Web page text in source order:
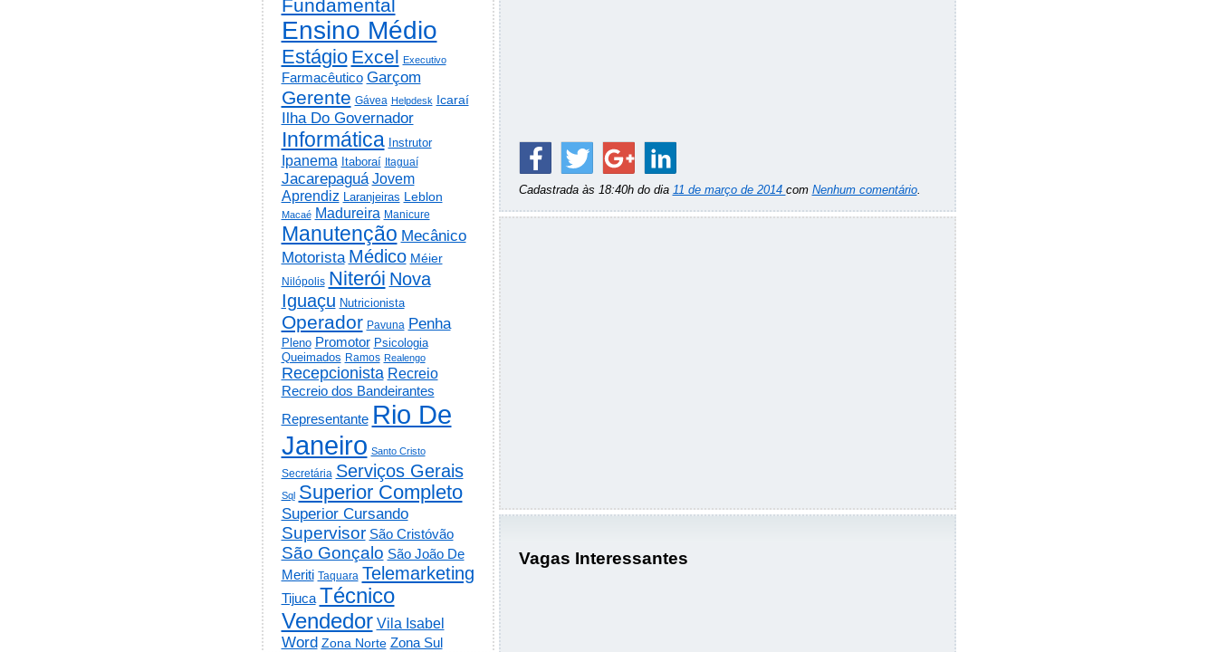
Cadastrada às 18:40h do dia 11 de março de 2014 com Nenhum comentário.
Vagas Interessantes
Fundamental
Ensino Médio
Estágio Excel Executivo
Farmacêutico Garçom
Gerente Gávea Helpdesk Icaraí
Ilha Do Governador
Informática Instrutor
Ipanema Itaboraí Itaguaí
Jacarepaguá Jovem
Aprendiz
Laranjeiras Leblon
Macaé Madureira Manicure
Manutenção Mecânico
Motorista Médico Méier
Nilópolis Niterói Nova
Iguaçu Nutricionista
Operador Pavuna Penha
Pleno Promotor Psicologia
Queimados Ramos Realengo
Recepcionista Recreio
Recreio dos Bandeirantes
Representante Rio De
Janeiro Santo Cristo
Secretária Serviços Gerais
Sql Superior Completo
Superior Cursando
Supervisor São Cristóvão
São Gonçalo São João De
Meriti Taquara Telemarketing
Tijuca Técnico
Vendedor Vila Isabel
Word Zona Norte Zona Sul